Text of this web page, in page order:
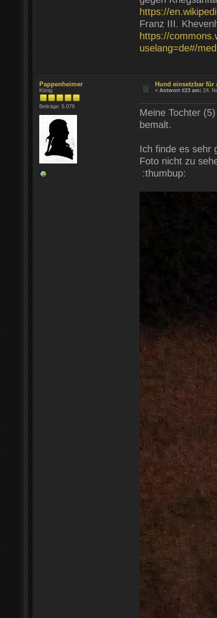
https://
Franz III.
https://
uselang=de#/
Pappenheimer
König
Beiträge: 5.079
Hund einsetzbar für
«Antwort #23 am: 24.
Meine Tochter
bemalt.
Ich finde es sehr
Foto nicht zu
:thumbup: